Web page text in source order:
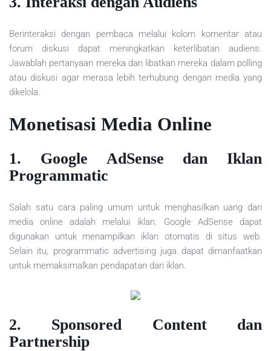
Berinteraksi dengan pembaca melalui kolom komentar atau
forum diskusi dapat meningkatkan keterlibatan audiens.
Jawablah pertanyaan mereka dan libatkan mereka dalam polling
atau diskusi agar merasa lebih terhubung dengan media yang
dikelola.
Monetisasi Media Online
1. Google AdSense dan Iklan
Programmatic
Salah satu cara paling umum untuk menghasilkan uang dari
media online adalah melalui iklan. Google AdSense dapat
digunakan untuk menampilkan iklan otomatis di situs web.
Selain itu, programmatic advertising juga dapat dimanfaatkan
untuk memaksimalkan pendapatan dari iklan.
2. Sponsored Content dan
Partnership